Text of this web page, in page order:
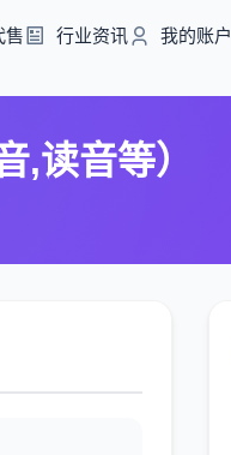
售 行业资讯 我的账户
,读音等）